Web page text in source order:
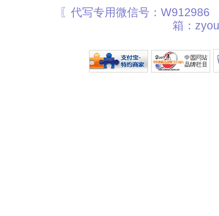
〖代写专用微信号：
箱：